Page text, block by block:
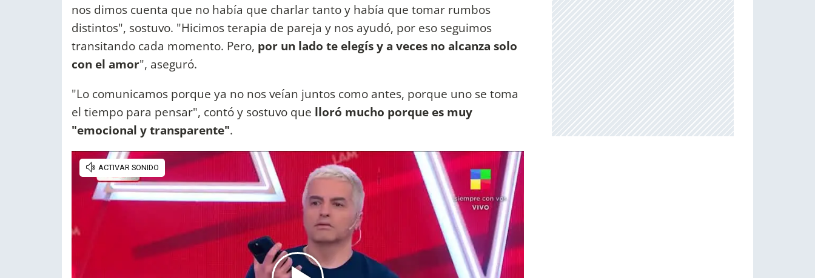
nos dimos cuenta que no había que charlar tanto y había que tomar rumbos
distintos", sostuvo. "Hicimos terapia de pareja y nos ayudó, por eso seguimos
transitando cada momento. Pero, por un lado te elegís y a veces no alcanza solo
con el amor", aseguró.
"Lo comunicamos porque ya no nos veían juntos como antes, porque uno se toma
el tiempo para pensar", contó y sostuvo que lloró mucho porque es muy
"emocional y transparente".